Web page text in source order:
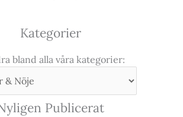
Kategorier
bland alla våra kategorier:
Publicerat